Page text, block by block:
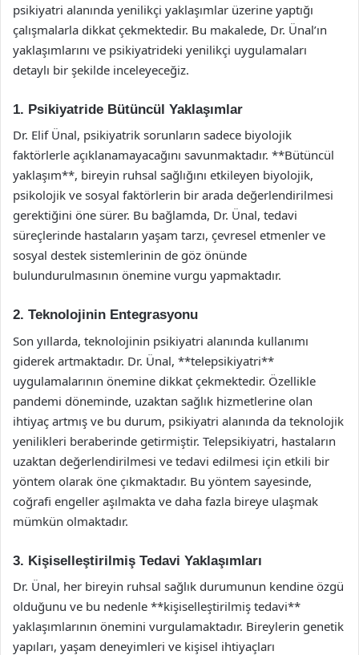
psikiyatri alanında yenilikçi yaklaşımlar üzerine yaptığı
çalışmalarla dikkat çekmektedir. Bu makalede, Dr. Ünal’ın
yaklaşımlarını ve psikiyatrideki yenilikçi uygulamaları
detaylı bir şekilde inceleyeceğiz.
1. Psikiyatride Bütüncül Yaklaşımlar
Dr. Elif Ünal, psikiyatrik sorunların sadece biyolojik
faktörlerle açıklanamayacağını savunmaktadır. **Bütüncül
yaklaşım**, bireyin ruhsal sağlığını etkileyen biyolojik,
psikolojik ve sosyal faktörlerin bir arada değerlendirilmesi
gerektiğini öne sürer. Bu bağlamda, Dr. Ünal, tedavi
süreçlerinde hastaların yaşam tarzı, çevresel etmenler ve
sosyal destek sistemlerinin de göz önünde
bulundurulmasının önemine vurgu yapmaktadır.
2. Teknolojinin Entegrasyonu
Son yıllarda, teknolojinin psikiyatri alanında kullanımı
giderek artmaktadır. Dr. Ünal, **telepsikiyatri**
uygulamalarının önemine dikkat çekmektedir. Özellikle
pandemi döneminde, uzaktan sağlık hizmetlerine olan
ihtiyaç artmış ve bu durum, psikiyatri alanında da teknolojik
yenilikleri beraberinde getirmiştir. Telepsikiyatri, hastaların
uzaktan değerlendirilmesi ve tedavi edilmesi için etkili bir
yöntem olarak öne çıkmaktadır. Bu yöntem sayesinde,
coğrafi engeller aşılmakta ve daha fazla bireye ulaşmak
mümkün olmaktadır.
3. Kişiselleştirilmiş Tedavi Yaklaşımları
Dr. Ünal, her bireyin ruhsal sağlık durumunun kendine özgü
olduğunu ve bu nedenle **kişiselleştirilmiş tedavi**
yaklaşımlarının önemini vurgulamaktadır. Bireylerin genetik
yapıları, yaşam deneyimleri ve kişisel ihtiyaçları